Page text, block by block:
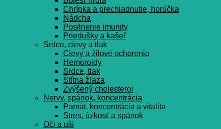
Chrípka a prechladnutie, horúčka
Nádcha
Posilnenie imunity
Priedušky a kašeľ
Srdce, cievy a tlak
Cievy a žilové ochorenia
Hemoroidy
Srdce, tlak
Štítna žľaza
Zvýšený cholesterol
Nervy, spánok, koncentrácia
Pamät, koncentrácia a vitalita
Stres, úzkosť a spánok
Oči a uši